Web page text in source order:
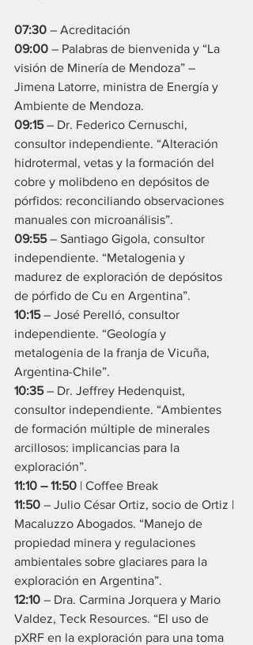
07:30 – Acreditación
09:00 – Palabras de bienvenida y “La
visión de Minería de Mendoza” –
Jimena Latorre, ministra de Energía y
Ambiente de Mendoza.
09:15 – Dr. Federico Cernuschi,
consultor independiente. “Alteración
hidrotermal, vetas y la formación del
cobre y molibdeno en depósitos de
pórfidos: reconciliando observaciones
manuales con microanálisis”.
09:55 – Santiago Gigola, consultor
independiente. “Metalogenia y
madurez de exploración de depósitos
de pórfido de Cu en Argentina”.
10:15 – José Perelló, consultor
independiente. “Geología y
metalogenia de la franja de Vicuña,
Argentina-Chile”.
10:35 – Dr. Jeffrey Hedenquist,
consultor independiente. “Ambientes
de formación múltiple de minerales
arcillosos: implicancias para la
exploración”.
11:10 – 11:50 | Coffee Break
11:50 – Julio César Ortiz, socio de Ortiz |
Macaluzzo Abogados. “Manejo de
propiedad minera y regulaciones
ambientales sobre glaciares para la
exploración en Argentina”.
12:10 – Dra. Carmina Jorquera y Mario
Valdez, Teck Resources. “El uso de
pXRF en la exploración para una toma